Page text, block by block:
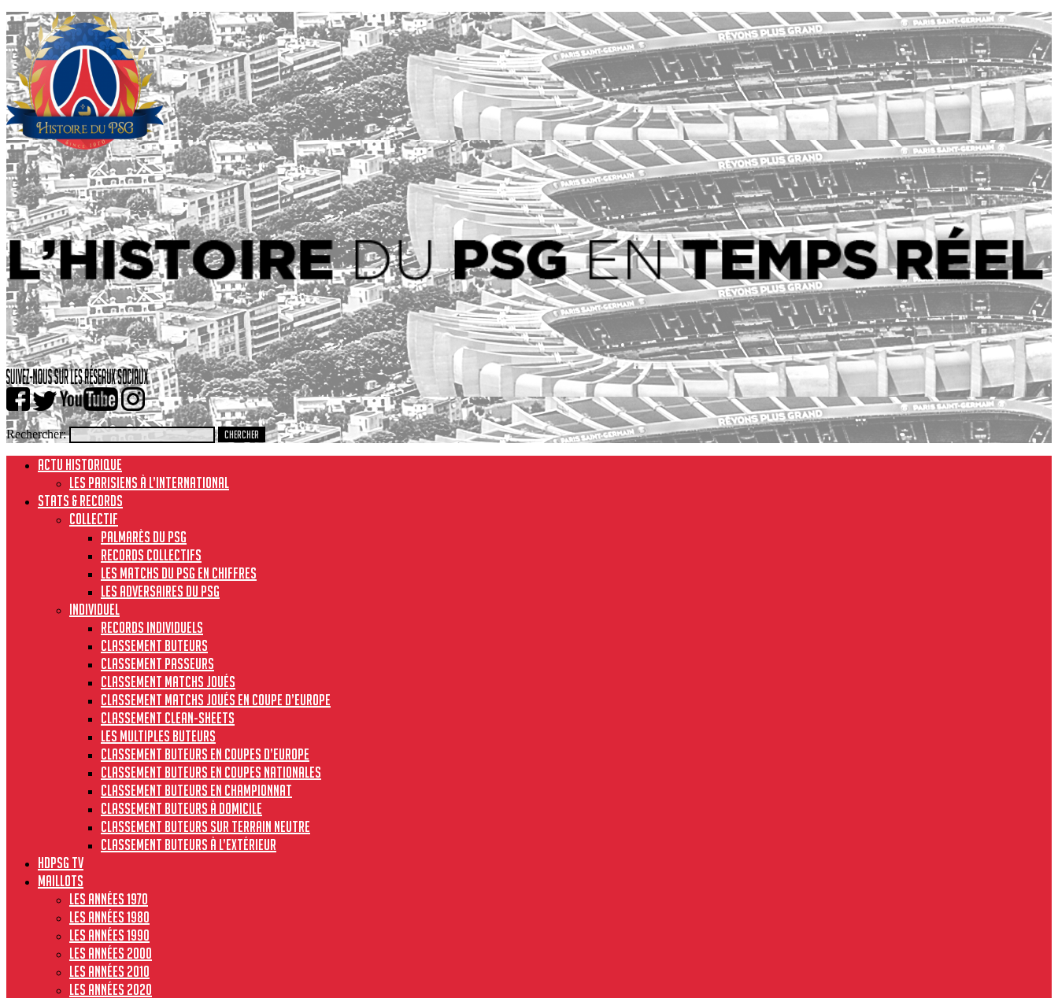
Rechercher:
ACTU HISTORIQUE
Les Parisiens à l’international
STATS & RECORDS
Collectif
Palmarès du PSG
Records collectifs
Les matchs du PSG en chiffres
Les adversaires du PSG
Individuel
Records individuels
Classement buteurs
Classement passeurs
Classement matchs joués
Classement matchs joués en Coupe d’Europe
Classement clean-sheets
Les multiples buteurs
Classement buteurs en coupes d’Europe
Classement buteurs en coupes nationales
Classement buteurs en championnat
Classement buteurs à domicile
Classement buteurs sur terrain neutre
Classement buteurs à l’extérieur
HdPSG TV
MAILLOTS
Les années 1970
Les années 1980
Les années 1990
Les années 2000
Les années 2010
Les années 2020